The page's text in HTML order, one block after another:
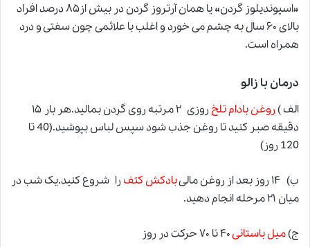
«اسپوندیلوز گردن» یا همان آرتروز گردن در بیش از۸۵ درصد افراد
بالای ۶۰ سال به چشم می خورد و اغلب با علائمی چون سفتی و درد
همراه است.
درمان با زالو
الف )روغن بادام تلخ
روزی ۲ مرتبه روی گردن بمالید.هر بار ۱۵
دقیقه صبر کنید تا روغن جذب شود سپس لباس بپوشید.(40 تا
120 روز)
ب) ۱۴ روز بعد از روغن مالی بادکش کتفرا شروع کنید.یک شب در
میان ۲۱ مرحله انجام دهید.
ج)میل باستانی۴۰ تا ۷۰ حرکت در روز